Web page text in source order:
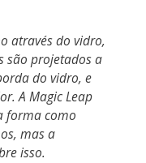
através do vidro,
são projetados a
do vidro, e
A Magic Leap
forma como
mas a
isso.